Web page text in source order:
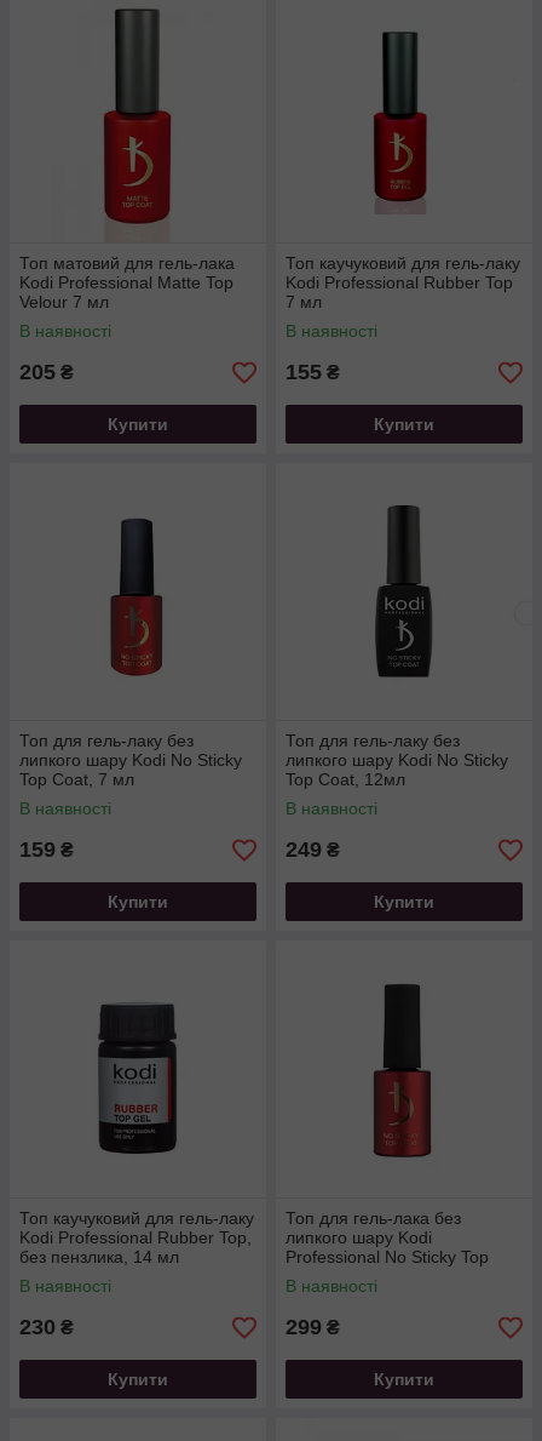
Топ матовий для гель-лака
Kodi Professional Matte Top
Velour 7 мл
В наявності
205 ₴
Купити
Топ каучуковий для гель-лаку
Kodi Professional Rubber Top
7 мл
В наявності
155 ₴
Купити
Топ для гель-лаку без
липкого шару Kodi No Sticky
Top Coat, 7 мл
В наявності
159 ₴
Купити
Топ для гель-лаку без
липкого шару Kodi No Sticky
Top Coat, 12мл
В наявності
249 ₴
Купити
Топ каучуковий для гель-лаку
Kodi Professional Rubber Top,
без пензлика, 14 мл
В наявності
230 ₴
Купити
Топ для гель-лака без
липкого шару Kodi
Professional No Sticky Top
Coat, 15 мл
В наявності
299 ₴
Купити